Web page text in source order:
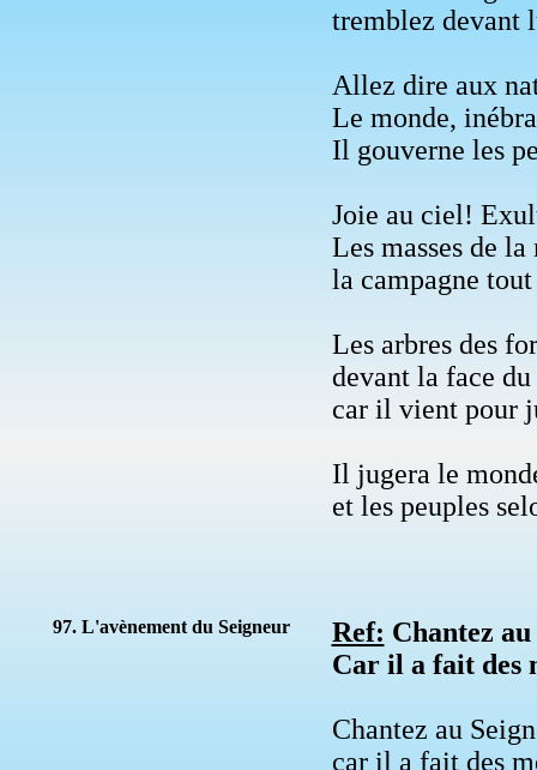
tremblez devant
Allez dire aux
Le monde,
Il gouverne les
Joie au ciel!
Les masses de
la campagne
Les arbres des
devant la face
car il vient pour
Il jugera le
et les peuples
97. L'avènement du Seigneur Ref: Chantez
Car il a fait des
Chantez au
car il a fait des